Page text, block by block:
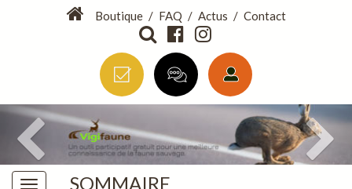
Boutique / FAQ / Actus / Contact
SOMMAIRE